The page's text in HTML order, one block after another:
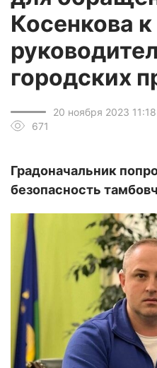
Косенкова к
городских
20 ноября 2023 11:18
671
Градоначальник
безопасность